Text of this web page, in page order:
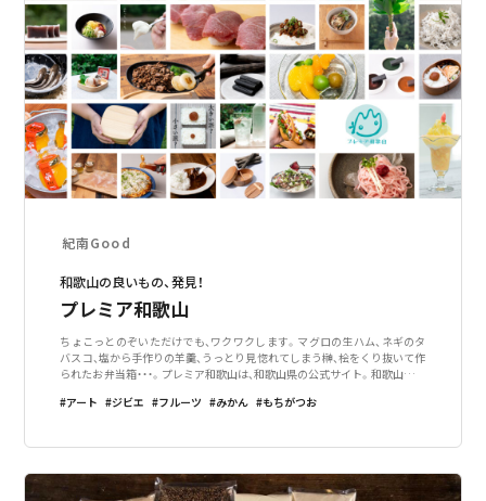
紀南Good
和歌山の良いもの、発見！
プレミア和歌山
ちょこっとのぞいただけでも、ワクワクします。マグロの生ハム、ネギのタ
バスコ、塩から手作りの羊羹、うっとり見惚れてしまう榊、桧をくり抜いて作
られたお弁当箱・・・。プレミア和歌山は、和歌山県の公式サイト。和歌山中の
好きな方に、喜んでもらい
アート ジビエ フルーツ みかん もちがつお